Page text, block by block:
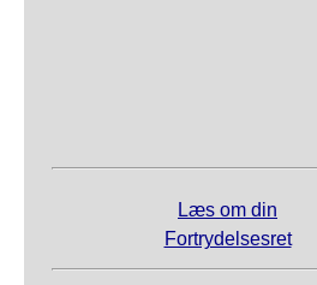
Læs om din
Fortrydelsesret